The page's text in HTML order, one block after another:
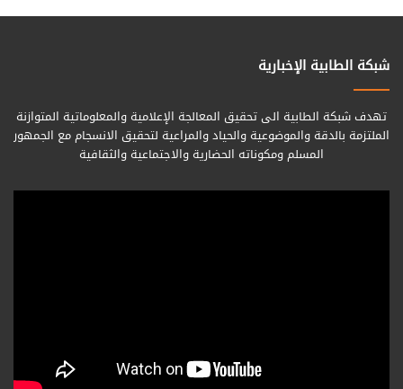
شبكة الطابية الإخبارية
تهدف شبكة الطابية الى تحقيق المعالجة الإعلامية والمعلوماتية المتوازنة
الملتزمة بالدقة والموضوعية والحياد والمراعية لتحقيق الانسجام مع الجمهور
المسلم ومكوناته الحضارية والاجتماعية والثقافية